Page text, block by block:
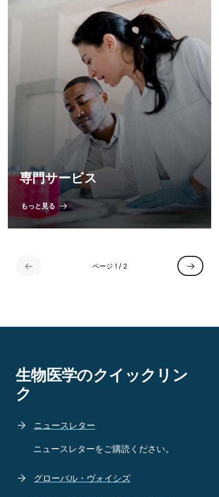
専門サービス
もっと見る
ページ 1 / 2
生物医学のクイックリン
ク
ニュースレター
ニュースレターをご購読ください。
グローバル・ヴォイシズ